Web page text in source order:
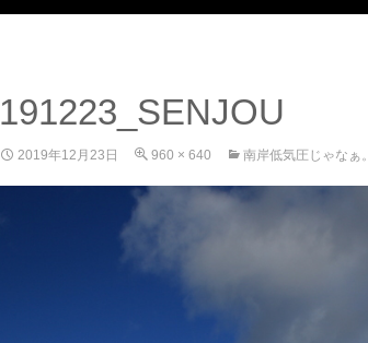
191223_SENJOU
2019年12月23日 960 × 640 南岸低気圧じゃなぁ。